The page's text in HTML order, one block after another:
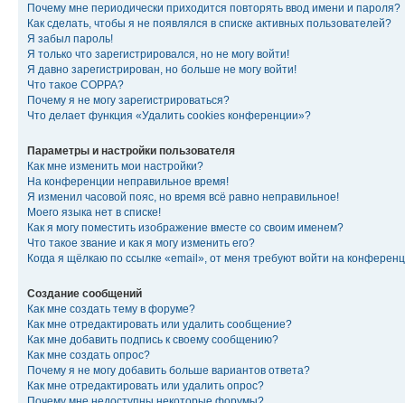
Почему мне периодически приходится повторять ввод имени и пароля?
Как сделать, чтобы я не появлялся в списке активных пользователей?
Я забыл пароль!
Я только что зарегистрировался, но не могу войти!
Я давно зарегистрирован, но больше не могу войти!
Что такое COPPA?
Почему я не могу зарегистрироваться?
Что делает функция «Удалить cookies конференции»?
Параметры и настройки пользователя
Как мне изменить мои настройки?
На конференции неправильное время!
Я изменил часовой пояс, но время всё равно неправильное!
Моего языка нет в списке!
Как я могу поместить изображение вместе со своим именем?
Что такое звание и как я могу изменить его?
Когда я щёлкаю по ссылке «email», от меня требуют войти на
Создание сообщений
Как мне создать тему в форуме?
Как мне отредактировать или удалить сообщение?
Как мне добавить подпись к своему сообщению?
Как мне создать опрос?
Почему я не могу добавить больше вариантов ответа?
Как мне отредактировать или удалить опрос?